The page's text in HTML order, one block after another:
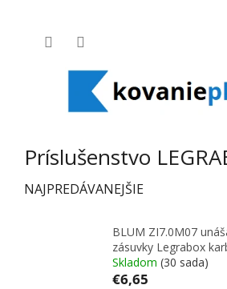
Príslušenstvo
NAJPREDÁVANEJŠIE
BLUM ZI7.0M07
zásuvky Legrabox
Skladom (30 sada)
€6,65